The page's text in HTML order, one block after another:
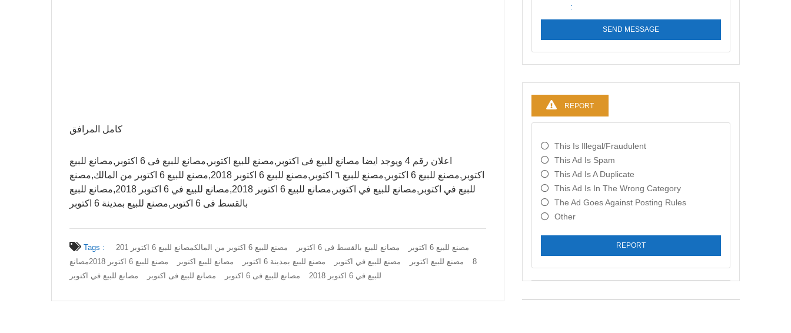
كامل المرافق
اعلان رقم 4 ويوجد ايضا مصانع للبيع فى اكتوبر,مصنع للبيع اكتوبر,مصانع للبيع فى 6 اكتوبر,مصانع للبيع
اكتوبر,مصنع للبيع 6 اكتوبر,مصنع للبيع ٦ اكتوبر,مصنع للبيع 6 اكتوبر 2018,مصنع للبيع 6 اكتوبر من المالك,مصنع
للبيع في اكتوبر,مصانع للبيع في اكتوبر,مصانع للبيع 6 اكتوبر 2018,مصانع للبيع في 6 اكتوبر 2018,مصانع للبيع
بالقسط فى 6 اكتوبر,مصنع للبيع بمدينة 6 اكتوبر
Tags : مصنع للبيع 6 اكتوبر مصانع للبيع بالقسط فى 6 اكتوبر مصنع للبيع 6 اكتوبر من المالك
مصانع للبيع 6 اكتوبر 201
8
مصنع للبيع اكتوبر مصنع للبيع في اكتوبر مصنع للبيع بمدينة 6 اكتوبر مصانع للبيع اكتوبر مصنع للبيع 6 اكتوبر 2018
مصانع
للبيع في 6 اكتوبر 2018
مصانع للبيع فى 6 اكتوبر مصانع للبيع فى اكتوبر مصانع للبيع في اكتوبر
:
SEND MESSAGE
REPORT
This Is Illegal/fraudulent
This Ad Is Spam
This Ad Is A Duplicate
This Ad Is In The Wrong Category
The Ad Goes Against Posting Rules
Other
REPORT